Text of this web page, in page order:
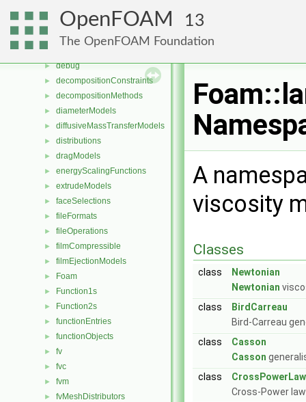
OpenFOAM 13
The OpenFOAM Foundation
► cutPoly
► cutTriTet
►
► debug
► decompositionConstraints
► decompositionMethods
► diameterModels
► diffusiveMassTransferModels
► distributions
► dragModels
► energyScalingFunctions
► extrudeModels
► faceSelections
► fileFormats
► fileOperations
► filmCompressible
► filmEjectionModels
► Foam
► Function1s
► Function2s
► functionEntries
► functionObjects
► fv
► fvc
► fvm
► fvMeshDistributors
A
viscosity
Classes
class
Newtonian
Newtonian
class
BirdCarreau
Bird-Carreau
class
Casson
Casson
class
CrossPowerLaw
Cross-Power